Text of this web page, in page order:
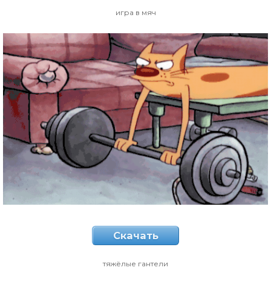
игра в мяч
Скачать
тяжёлые гантели